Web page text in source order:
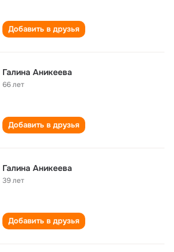
Добавить в друзья
Галина Аникеева
66 лет
Добавить в друзья
Галина Аникеева
39 лет
Добавить в друзья